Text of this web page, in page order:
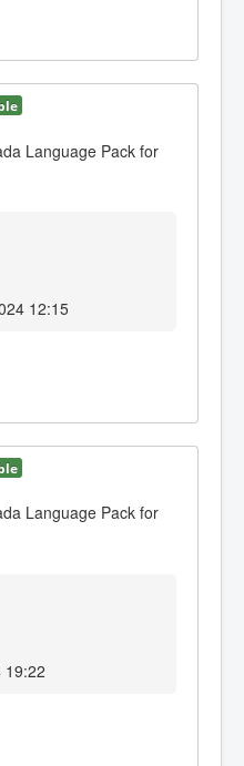
Language Pack for
12:15
Language Pack for
19:22